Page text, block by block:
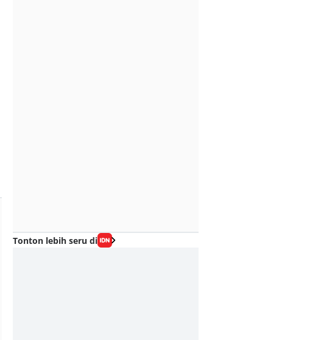
Tonton lebih seru di